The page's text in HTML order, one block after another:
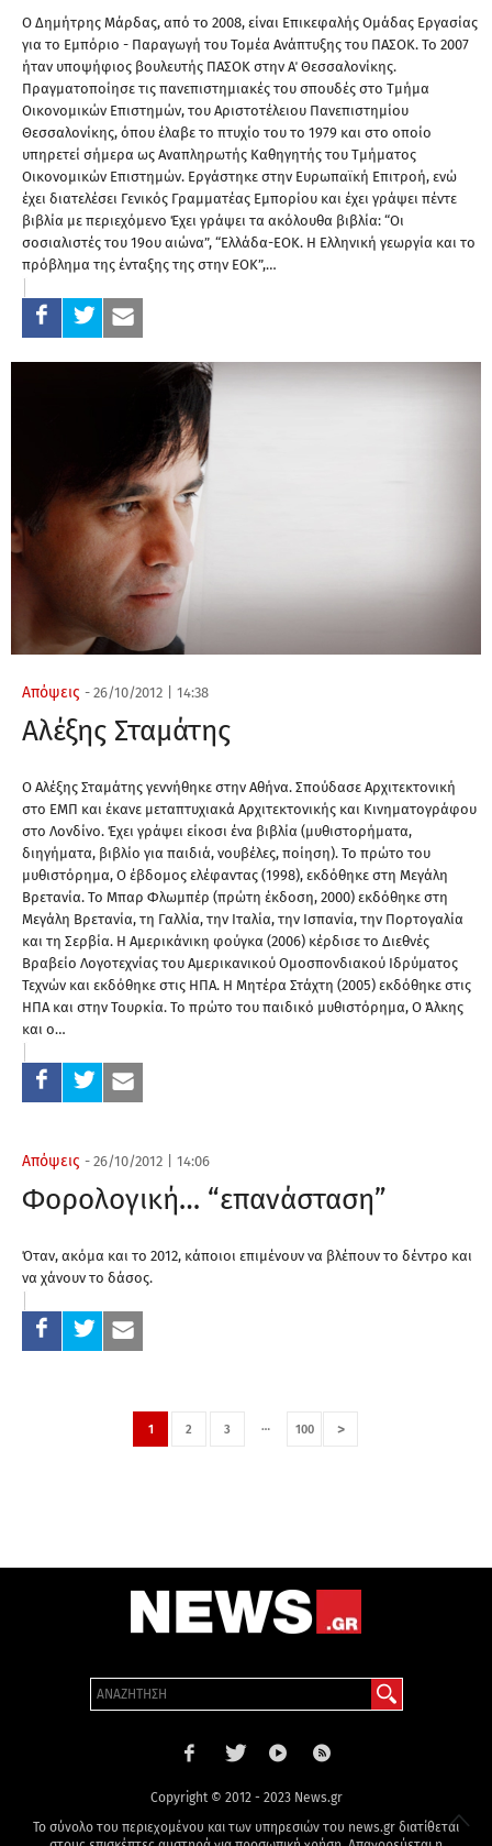
Ο Δημήτρης Μάρδας, από το 2008, είναι Επικεφαλής Ομάδας Εργασίας
για το Εμπόριο - Παραγωγή του Τομέα Ανάπτυξης του ΠΑΣΟΚ. To 2007
ήταν υποψήφιος βουλευτής ΠΑΣΟΚ στην Α΄ Θεσσαλονίκης.
Πραγματοποίησε τις πανεπιστημιακές του σπουδές στο Τμήμα
Οικονομικών Επιστημών, του Αριστοτέλειου Πανεπιστημίου
Θεσσαλονίκης, όπου έλαβε το πτυχίο του το 1979 και στο οποίο
υπηρετεί σήμερα ως Αναπληρωτής Καθηγητής του Τμήματος
Οικονομικών Επιστημών. Εργάστηκε στην Ευρωπαϊκή Επιτροή, ενώ
έχει διατελέσει Γενικός Γραμματέας Εμπορίου και έχει γράψει πέντε
βιβλία με περιεχόμενο Έχει γράψει τα ακόλουθα βιβλία: “Οι
σοσιαλιστές του 19ου αιώνα”, “Ελλάδα-ΕΟΚ. Η Ελληνική γεωργία και το
πρόβλημα της ένταξης της στην ΕΟΚ”,…
Απόψεις - 26/10/2012 14:38
Αλέξης Σταμάτης
Ο Αλέξης Σταμάτης γεννήθηκε στην Αθήνα. Σπούδασε Αρχιτεκτονική
στο ΕΜΠ και έκανε μεταπτυχιακά Αρχιτεκτονικής και Κινηματογράφου
στο Λονδίνο. Έχει γράψει είκοσι ένα βιβλία (μυθιστορήματα,
διηγήματα, βιβλίο για παιδιά, νουβέλες, ποίηση). Το πρώτο του
μυθιστόρημα, Ο έβδομος ελέφαντας (1998), εκδόθηκε στη Μεγάλη
Βρετανία. Το Μπαρ Φλωμπέρ (πρώτη έκδοση, 2000) εκδόθηκε στη
Μεγάλη Βρετανία, τη Γαλλία, την Ιταλία, την Ισπανία, την Πορτογαλία
και τη Σερβία. Η Αμερικάνικη φούγκα (2006) κέρδισε το Διεθνές
Βραβείο Λογοτεχνίας του Αμερικανικού Ομοσπονδιακού Ιδρύματος
Τεχνών και εκδόθηκε στις ΗΠΑ. Η Μητέρα Στάχτη (2005) εκδόθηκε στις
ΗΠΑ και στην Τουρκία. Το πρώτο του παιδικό μυθιστόρημα, Ο Άλκης
και ο…
Απόψεις - 26/10/2012 14:06
Φορολογική… “επανάσταση”
Όταν, ακόμα και το 2012, κάποιοι επιμένουν να βλέπουν το δέντρο και
να χάνουν το δάσος.
1 2 3 … 100 >
Copyright © 2012 - 2023 News.gr
Το σύνολο του περιεχομένου και των υπηρεσιών του news.gr διατίθεται